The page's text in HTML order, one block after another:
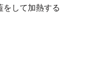
して加熱する